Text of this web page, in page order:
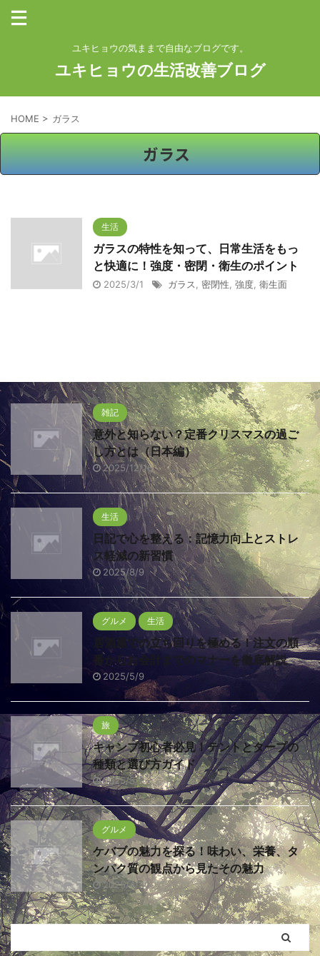
ユキヒョウの気ままで自由なブログです。
ユキヒョウの生活改善ブログ
HOME > ガラス
ガラス
生活
ガラスの特性を知って、日常生活をもっ
と快適に！強度・密閉・衛生のポイント
2025/3/1 ガラス 密閉性 強度 衛生面
雑記
意外と知らない？定番クリスマスの過ご
し方とは（日本編）
2025/12/16
生活
日記で心を整える：記憶力向上とストレ
ス軽減の新習慣
2025/8/9
グルメ 生活
居酒屋での立ち回りを極める！注文の順
番からお会計までのマナーを徹底解説
2025/5/9
旅
キャンプ初心者必見！テントとタープの
種類と選び方ガイド
2025/5/5
グルメ
ケバブの魅力を探る！味わい、栄養、タ
ンパク質の観点から見たその魅力
2025/4/30